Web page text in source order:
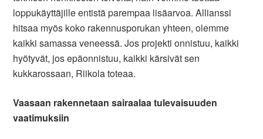
loppukäyttäjille entistä parempaa lisäarvoa. Allianssi
hitsaa myös koko rakennusporukan yhteen, olemme
kaikki samassa veneessä. Jos projekti onnistuu, kaikki
hyötyvät, jos epäonnistuu, kaikki kärsivät sen
kukkarossaan, Riikola toteaa.
Vaasaan rakennetaan sairaalaa tulevaisuuden
vaatimuksiin